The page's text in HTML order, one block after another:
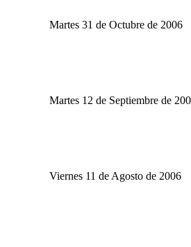
Martes 31 de Octubre de 2006
Martes 12 de Septiembre de
Viernes 11 de Agosto de 2006